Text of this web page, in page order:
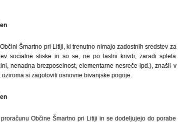
Šmartno pri Litiji, ki trenutno nimajo zadostnih sredstev za
socialne stiske in so se, ne po lastni krivdi, zaradi spleta
nenadna brezposelnost, elementarne nesreče ipd.), znašli v
si zagotoviti osnovne bivanjske pogoje.
Občine Šmartno pri Litiji in se dodeljujejo do porabe